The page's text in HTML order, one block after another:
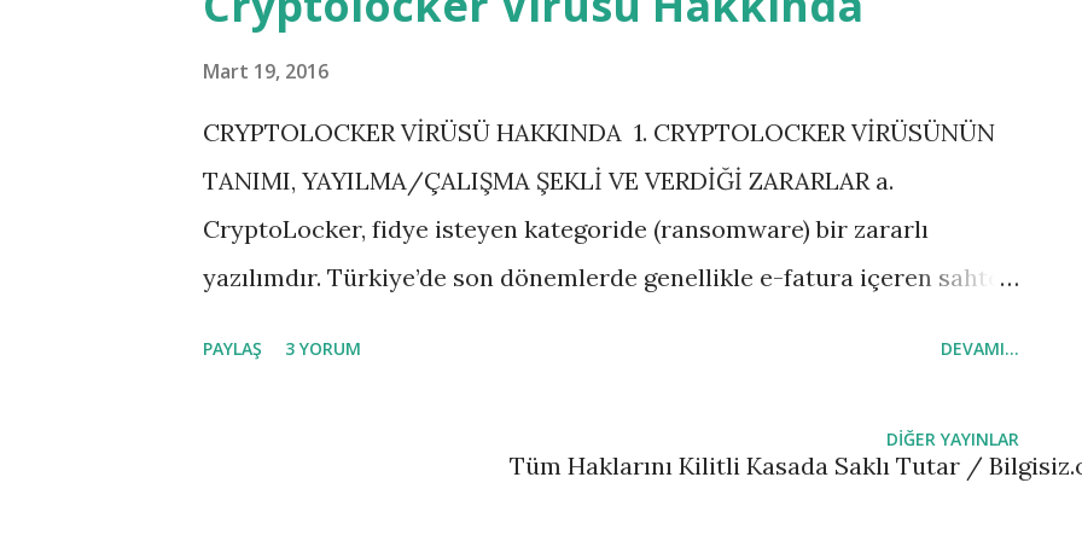
Mart 19, 2016
CRYPTOLOCKER VİRÜSÜ HAKKINDA 1. CRYPTOLOCKER VİRÜSÜNÜN
TANIMI, YAYILMA/ÇALIŞMA ŞEKLİ VE VERDİĞİ ZARARLAR a.
CryptoLocker, fidye isteyen kategoride (ransomware) bir zararlı
yazılımdır. Türkiye’de son dönemlerde genellikle e-fatura içeren sahte
dönemleri yaklaştığında, Yüksek Seçim Kurulundan gelmiş görüntüsü
verdikleri bir sahte e-postada, hangi sandıkta oy kullanılacağına dair
PAYLAŞ 3 YORUM DEVAMI...
DIĞER YAYINLAR
Tüm Haklarını Kilitli Kasada Saklı Tutar /